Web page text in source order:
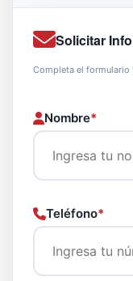
Solicitar
Completa el
Nombre*
Teléfono*